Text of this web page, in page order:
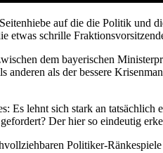
auf die die Politik und
etwas schrille
dem bayerischen
anderen als der bessere
Es lehnt sich stark an
Der hier so eindeutig
Politiker-